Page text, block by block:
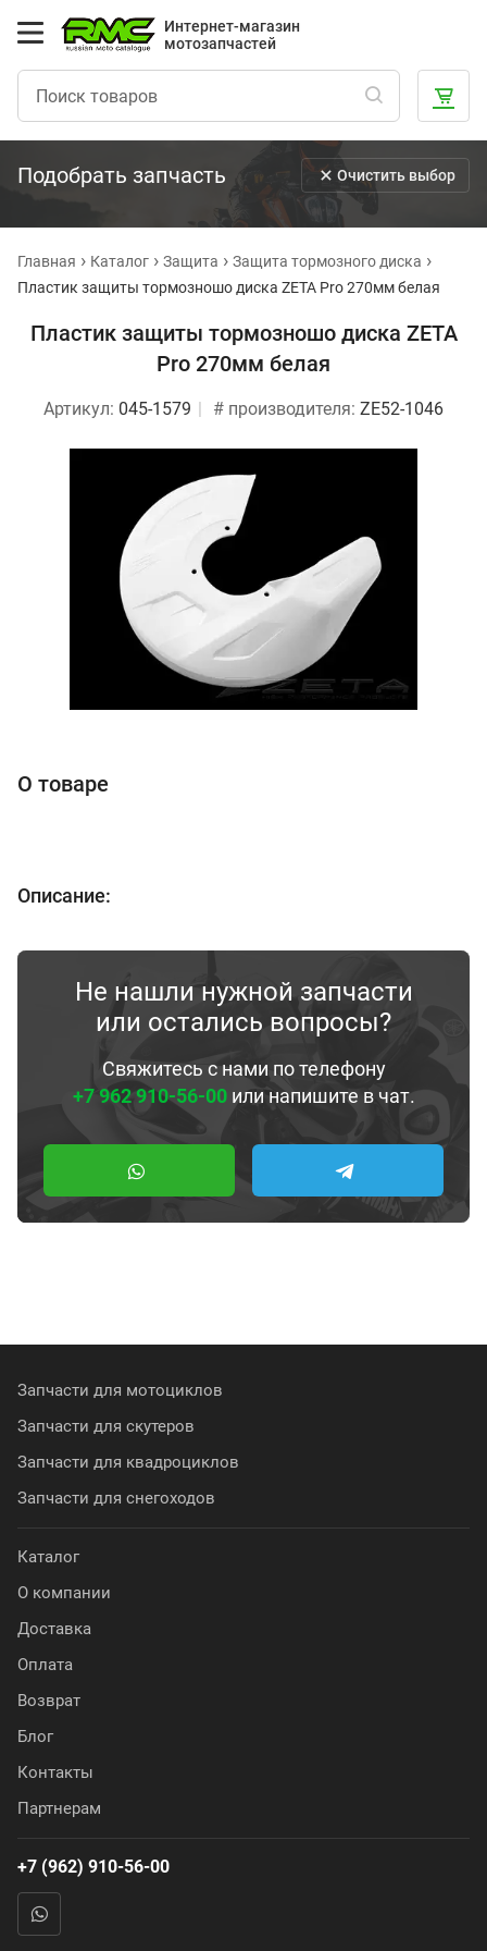
Интернет-магазин
мотозапчастей
Подобрать запчасть Очистить выбор
Главная Каталог Защита
Защита тормозного диска
Пластик защиты тормозношо диска ZETA Pro 270мм белая
Пластик защиты тормозношо диска ZETA
Pro 270мм белая
Артикул: 045-1579 # производителя: ZE52-1046
О товаре
Описание:
Не нашли нужной запчасти
или остались вопросы?
Свяжитесь с нами по телефону
+7 962 910-56-00или напишите в чат.
Запчасти для мотоциклов
Запчасти для скутеров
Запчасти для квадроциклов
Запчасти для снегоходов
Каталог
О компании
Доставка
Оплата
Возврат
Блог
Контакты
Партнерам
+7 (962) 910-56-00